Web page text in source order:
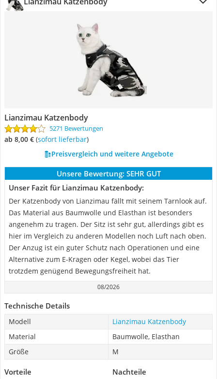
Lianzimau Katzenbody
5271 Bewertungen
ab 8,00 € ( Sofort lieferbar)
Preisvergleich und weitere Angebote
Unsere Bewertung: SEHR GUT
Unser Fazit für Lianzimau Katzenbody:
Der Katzenbody von Lianzimau fällt mit seinem Tarnlook auf.
Das Material aus Baumwolle und Elasthan ist besonders
angenehm zu tragen. Der Sitz ist sehr gut, allerdings gibt es
hier im Vergleich zu anderen Modellen noch Luft nach oben.
Der Anzug ist ein guter Schutz nach Operationen und eine
Alternative zum E-Kragen oder Kegel, wobei das Tier
trotzdem genügend Bewegungsfreiheit hat.
08/2026
Technische Details
Modell
Lianzimau Katzenbody
Material
Baumwolle, Elasthan
Größe
M
Vorteile Nachteile